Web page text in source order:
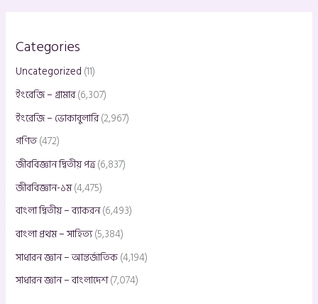
Categories
Uncategorized (11)
ইংরেজি – গ্রামার(6,307)
ইংরেজি – ভোকাবুলারি(2,967)
গণিত(472)
জীববিজ্ঞান দ্বিতীয় পত্র(6,837)
জীববিজ্ঞান-১ম(4,475)
বাংলা দ্বিতীয় – ব্যাকরন(6,493)
বাংলা প্রথম – সাহিত্য(5,384)
সাধারন জ্ঞান – আন্তর্জাতিক(4,194)
সাধারন জ্ঞান – বাংলাদেশ(7,074)